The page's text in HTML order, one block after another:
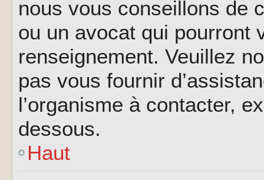
nous vous conseillons de
ou un avocat qui pourront
renseignement. Veuillez
pas vous fournir
l’organisme à contacter,
dessous.
Haut